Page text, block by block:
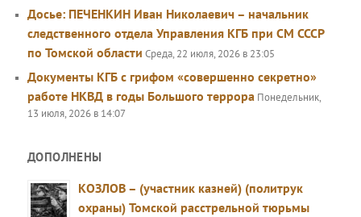
Досье: ПЕЧЕНКИН Иван Николаевич – начальник
следственного отдела Управления КГБ при СМ СССР
по Томской области Среда, 22 июля, 2026 в 23:05
Документы КГБ с грифом «совершенно секретно»
работе НКВД в годы Большого террора Понедельник,
13 июля, 2026 в 14:07
ДОПОЛНЕНЫ
КОЗЛОВ – (участник казней) (политрук
охраны) Томской расстрельной тюрьмы